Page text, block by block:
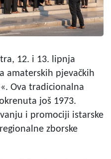
12. i 13. lipnja
amaterskih pjevačkih
Ova tradicionalna
još 1973.
i promociji istarske
zborske